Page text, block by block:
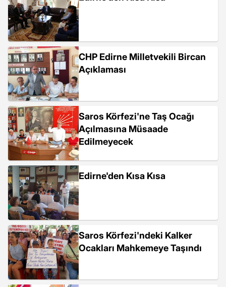
CHP Edirne Milletvekili Bircan
Açıklaması
Saros Körfezi'ne Taş Ocağı
Açılmasına Müsaade
Edilmeyecek
Edirne'den Kısa Kısa
Saros Körfezi'ndeki Kalker
Ocakları Mahkemeye Taşındı